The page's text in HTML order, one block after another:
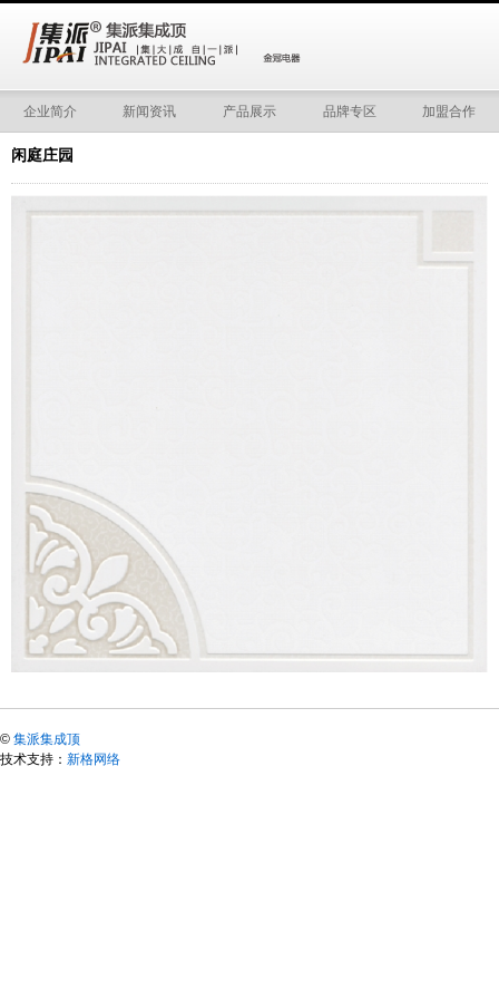
企业简介 新闻资讯 产品展示 品牌专区 加盟合作
闲庭庄园
© 集派集成顶
技术支持： 新格网络